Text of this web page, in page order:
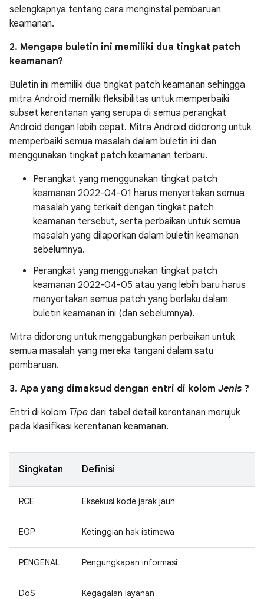
selengkapnya tentang cara menginstal pembaruan
keamanan.
2. Mengapa buletin ini memiliki dua tingkat patch
keamanan?
Buletin ini memiliki dua tingkat patch keamanan sehingga
mitra Android memiliki fleksibilitas untuk memperbaiki
subset kerentanan yang serupa di semua perangkat
Android dengan lebih cepat. Mitra Android didorong untuk
memperbaiki semua masalah dalam buletin ini dan
menggunakan tingkat patch keamanan terbaru.
Perangkat yang menggunakan tingkat patch
keamanan 2022-04-01 harus menyertakan semua
masalah yang terkait dengan tingkat patch
keamanan tersebut, serta perbaikan untuk semua
masalah yang dilaporkan dalam buletin keamanan
sebelumnya.
Perangkat yang menggunakan tingkat patch
keamanan 2022-04-05 atau yang lebih baru harus
menyertakan semua patch yang berlaku dalam
buletin keamanan ini (dan sebelumnya).
Mitra didorong untuk menggabungkan perbaikan untuk
semua masalah yang mereka tangani dalam satu
pembaruan.
3. Apa yang dimaksud dengan entri di kolom Jenis ?
Entri di kolom Tipe dari tabel detail kerentanan merujuk
pada klasifikasi kerentanan keamanan.
Singkatan Definisi
RCE Eksekusi kode jarak jauh
EOP Ketinggian hak istimewa
PENGENAL Pengungkapan informasi
DoS Kegagalan layanan